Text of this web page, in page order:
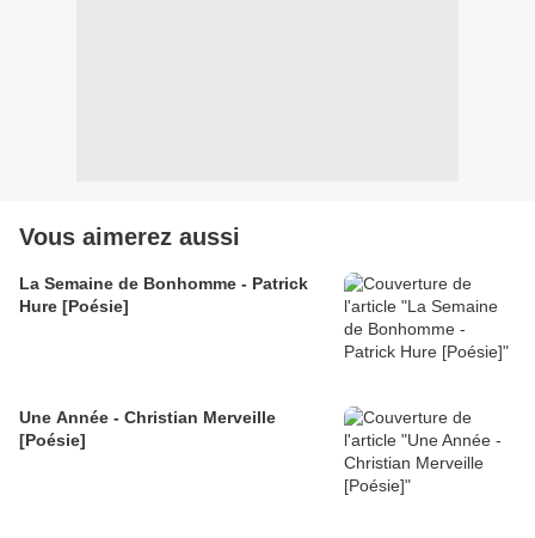
Vous aimerez aussi
La Semaine de Bonhomme - Patrick
Hure [Poésie]
Une Année - Christian Merveille
[Poésie]